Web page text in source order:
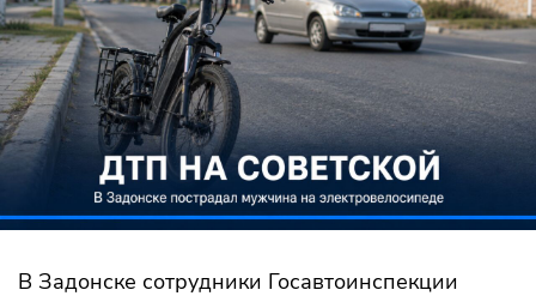
В Задонске сотрудники Госавтоинспекции